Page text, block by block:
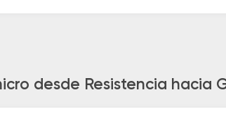
desde Resistencia hacia